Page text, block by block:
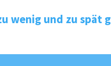
wenig und zu spät